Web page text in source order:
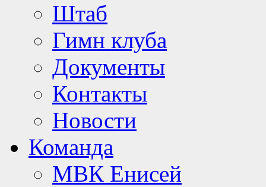
Штаб
Гимн клуба
Документы
Контакты
Новости
Команда
МВК Енисей